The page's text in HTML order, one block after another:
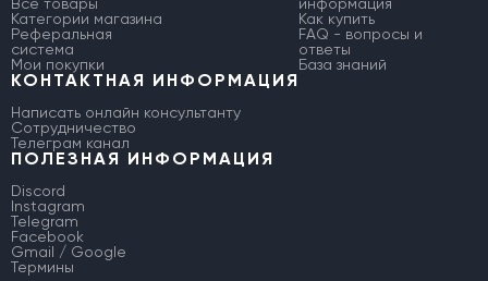
Все товары
Категории магазина
Реферальная
система
Мои покупки
информация
Как купить
FAQ - вопросы и
ответы
База знаний
КОНТАКТНАЯ ИНФОРМАЦИЯ
Написать онлайн консультанту
Сотрудничество
Телеграм канал
ПОЛЕЗНАЯ ИНФОРМАЦИЯ
Discord
Instagram
Telegram
Facebook
Gmail / Google
Термины